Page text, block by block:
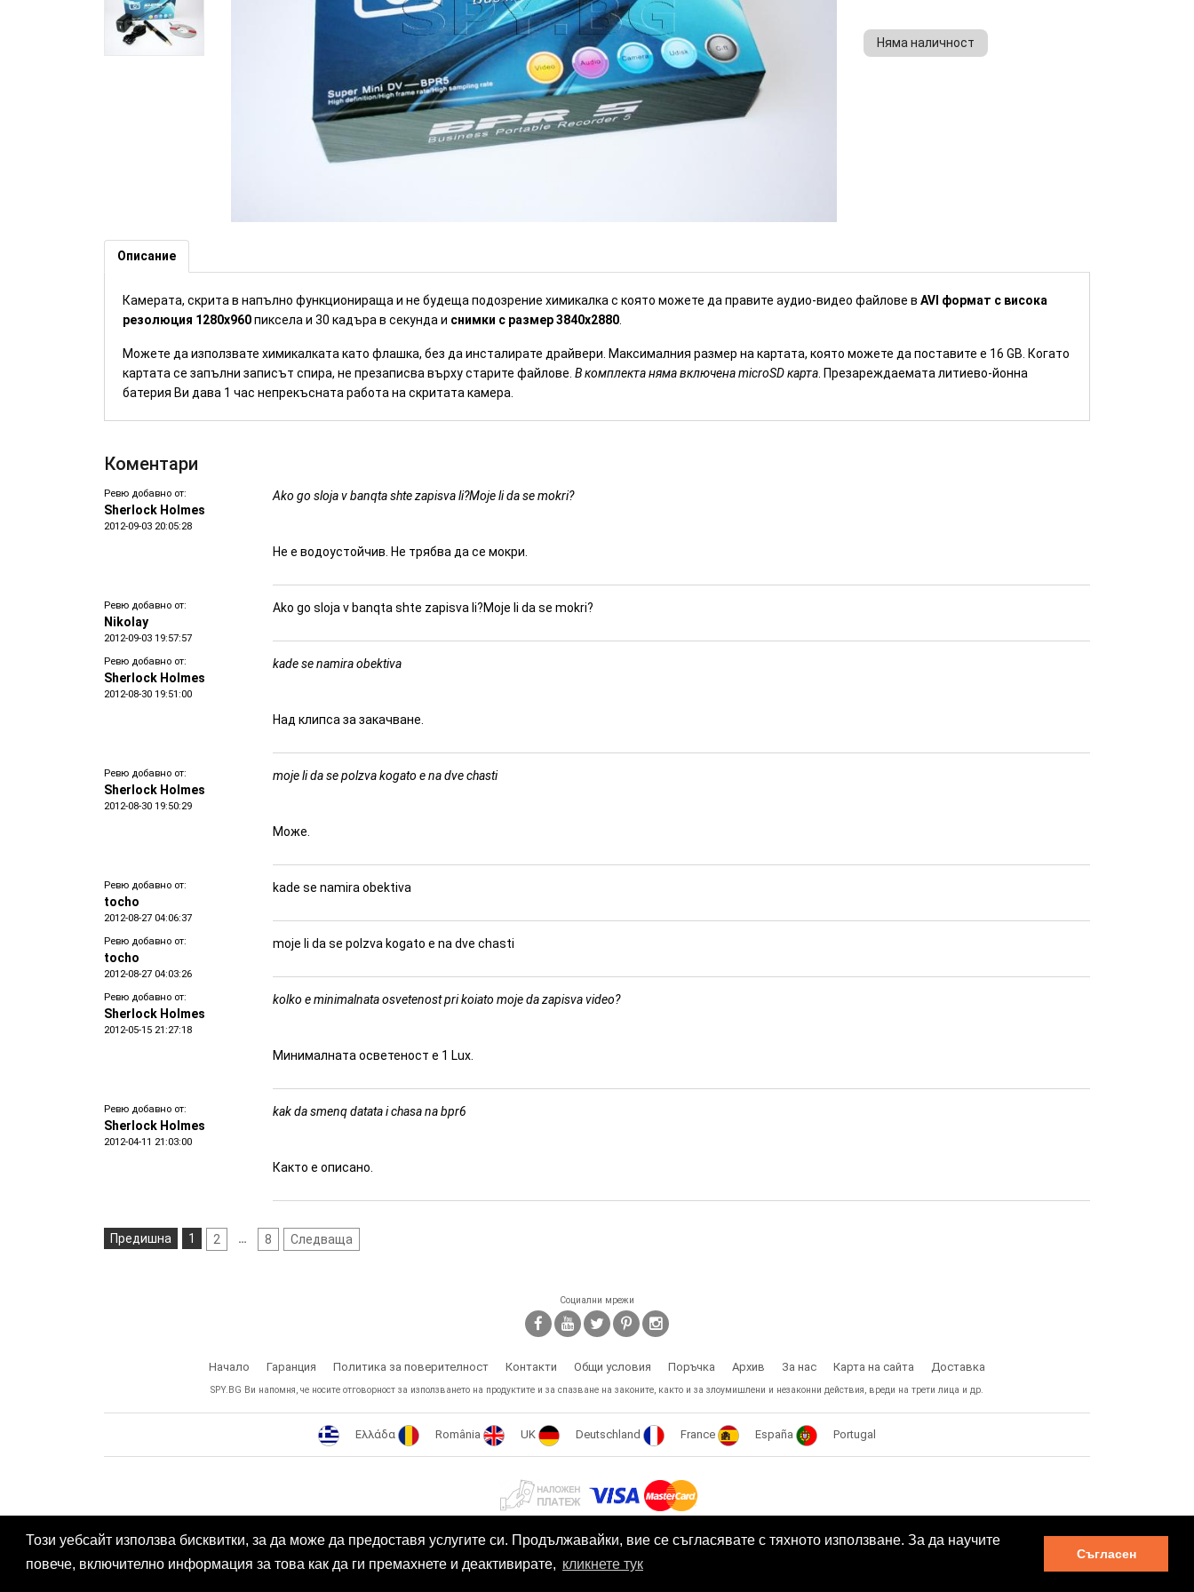
Този уебсайт използва бисквитки, за да може да предоставя услугите си. Продължавайки, вие се съгласявате с тяхното използване. За да научите
повече, включително информация за това как да ги премахнете и деактивирате, кликнете тук
Съгласен
Няма наличност
Камера скрита в химикал. (Номер: HD45)
Описание
Камерата, скрита в напълно функционираща и не будеща подозрение химикалка с която можете да правите аудио-видео файлове в AVI формат с висока
резолюция 1280х960пиксела и 30 кадъра в секунда и снимки с размер 3840х2880
Можете да използвате химикалката като флашка, без да инсталирате драйвери. Максималния размер на картата, която можете да поставите е 16 GB. Когато
картата се запълни записът спира, не презаписва върху старите файлове. В комплекта няма включена microSD карта . Презареждаемата литиево-йонна
батерия Ви дава 1 час непрекъсната работа на скритата камера.
Коментари
Ревю добавно от:
Sherlock Holmes
2012-09-03 20:05:28
Ako go sloja v banqta shte zapisva li?Moje li da se mokri?
Не е водоустойчив. Не трябва да се мокри.
Ревю добавно от:
Nikolay
2012-09-03 19:57:57
Ako go sloja v banqta shte zapisva li?Moje li da se mokri?
Ревю добавно от:
Sherlock Holmes
2012-08-30 19:51:00
kade se namira obektiva
Над клипса за закачване.
Ревю добавно от:
Sherlock Holmes
2012-08-30 19:50:29
moje li da se polzva kogato e na dve chasti
Може.
Ревю добавно от:
tocho
2012-08-27 04:06:37
kade se namira obektiva
Ревю добавно от:
tocho
2012-08-27 04:03:26
moje li da se polzva kogato e na dve chasti
Ревю добавно от:
Sherlock Holmes
2012-05-15 21:27:18
kolko e minimalnata osvetenost pri koiato moje da zapisva video?
Минималната осветеност е 1 Lux.
Ревю добавно от:
Sherlock Holmes
2012-04-11 21:03:00
kak da smenq datata i chasa na bpr6
Както е описано.
Предишна 1 2 … 8 Следваща
Социални мрежи
Начало Гаранция Политика за поверителност Контакти Общи условия Поръчка Архив За нас Карта на сайта Доставка
SPY.BG Ви напомня, че носите отговорност за използването на продуктите и за спазване на законите, както и за злоумишлени и незаконни действия, вреди на трети лица и др.
Ελλάδα România UK Deutschland France España Portugal
Този сайт е собственост на БЕСТТЕХ ООД Copyright 2009 - 2026 Spy.bg
SEO оптимизация и поддръжка от